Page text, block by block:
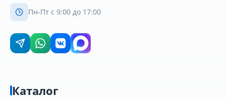
Пн-Пт с 9:00 до 17:00
Каталог